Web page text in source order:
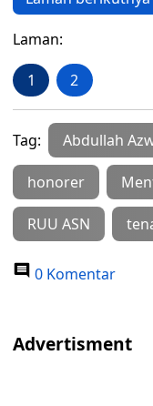
Laman:
1 2
Tag: Abdullah
honorer
RUU ASN
0 Komentar